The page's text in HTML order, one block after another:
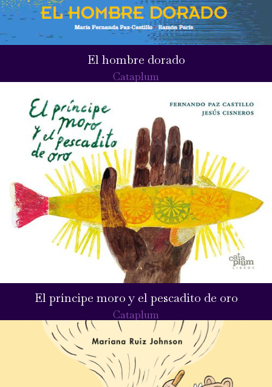
El hombre dorado
Cataplum
El príncipe moro y el pescadito de oro
Cataplum